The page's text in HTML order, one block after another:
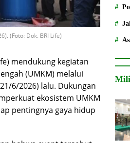
(Foto: Dok. BRI Life)
mendukung kegiatan
(UMKM) melalui
6/2026) lalu. Dukungan
ekosistem UMKM
pentingnya gaya hidup